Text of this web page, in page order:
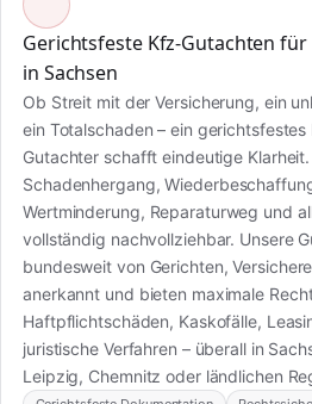
Gerichtsfeste Kfz-Gutachten
in Sachsen
Ob Streit mit der Versicherung, ein
ein Totalschaden – ein
Gutachter schafft eindeutige
Schadenhergang,
Wertminderung, Reparaturweg und
vollständig nachvollziehbar. Unsere
bundesweit von Gerichten,
anerkannt und bieten maximale
Haftpflichtschäden, Kaskofälle,
juristische Verfahren – überall in
Leipzig, Chemnitz oder ländlichen